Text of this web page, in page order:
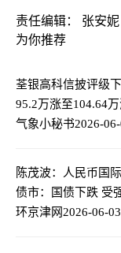
责任编辑： 张安妮
为你推荐
荃银高科信披评级
95.2万涨至104.64万
气象小秘书2026-
陈茂波：人民币国
债市：国债下跌 受
环京津网2026-06-